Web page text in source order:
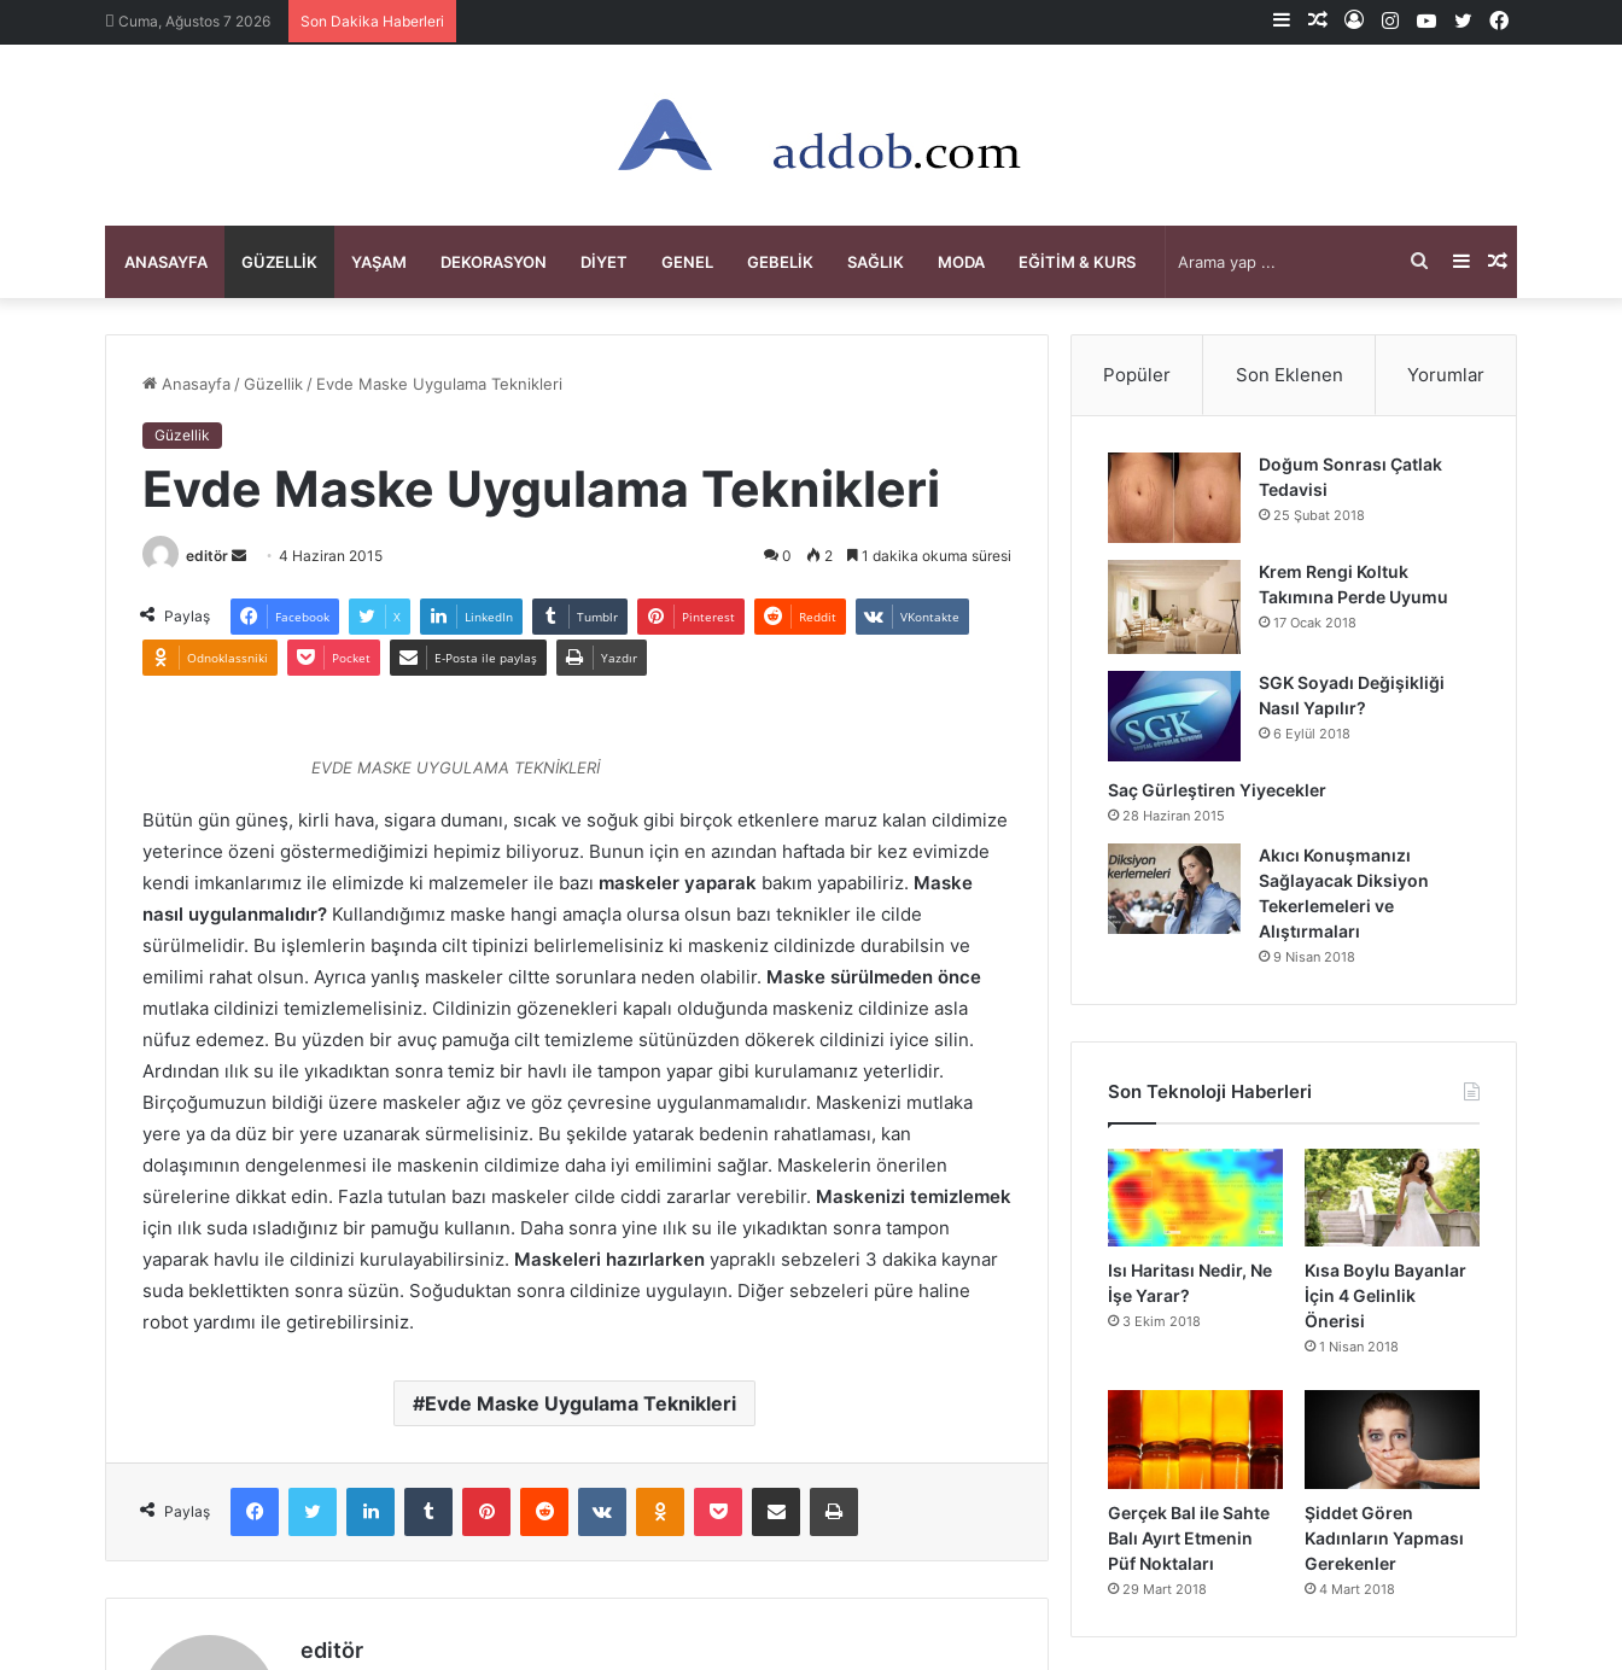
Cuma, Ağustos 7 2026 Son Dakika Haberleri Facebook
X
YouTube
Instagram
Kayıt
Rastgele
Kenar
ANASAYFA GÜZELLIK YAŞAM DEKORASYON DIYET GENEL GEBELIK SAĞLIK MODA EĞITIM & KURS Rastgele
Makale
Kenar
Bölmesi
Arama
yap
Anasayfa /Güzellik / Evde Maske Uygulama Teknikleri
Güzellik
Evde Maske Uygulama Teknikleri
editör
Bir
posta
göndermek
4 Haziran 2015 0 2 1 dakika okuma süresi
Paylaş Facebook X LinkedIn Tumblr Pinterest Reddit VKontakte
Odnoklassniki Pocket E-Posta ile paylaş Yazdır
EVDE MASKE UYGULAMA TEKNİKLERİ
Bütün gün güneş, kirli hava, sigara dumanı, sıcak ve soğuk gibi birçok etkenlere maruz kalan cildimize
yeterince özeni göstermediğimizi hepimiz biliyoruz. Bunun için en azından haftada bir kez evimizde
kendi imkanlarımız ile elimizde ki malzemeler ile bazı maskeler yaparak bakım yapabiliriz. Maske
nasıl uygulanmalıdır? Kullandığımız maske hangi amaçla olursa olsun bazı teknikler ile cilde
sürülmelidir. Bu işlemlerin başında cilt tipinizi belirlemelisiniz ki maskeniz cildinizde durabilsin ve
emilimi rahat olsun. Ayrıca yanlış maskeler ciltte sorunlara neden olabilir. Maske sürülmeden önce
mutlaka cildinizi temizlemelisiniz. Cildinizin gözenekleri kapalı olduğunda maskeniz cildinize asla
nüfuz edemez. Bu yüzden bir avuç pamuğa cilt temizleme sütünüzden dökerek cildinizi iyice silin.
Ardından ılık su ile yıkadıktan sonra temiz bir havlı ile tampon yapar gibi kurulamanız yeterlidir.
Birçoğumuzun bildiği üzere maskeler ağız ve göz çevresine uygulanmamalıdır. Maskenizi mutlaka
yere ya da düz bir yere uzanarak sürmelisiniz. Bu şekilde yatarak bedenin rahatlaması, kan
dolaşımının dengelenmesi ile maskenin cildimize daha iyi emilimini sağlar. Maskelerin önerilen
sürelerine dikkat edin. Fazla tutulan bazı maskeler cilde ciddi zararlar verebilir. Maskenizi temizlemek
için ılık suda ısladığınız bir pamuğu kullanın. Daha sonra yine ılık su ile yıkadıktan sonra tampon
yaparak havlu ile cildinizi kurulayabilirsiniz. Maskeleri hazırlarken yapraklı sebzeleri 3 dakika kaynar
suda beklettikten sonra süzün. Soğuduktan sonra cildinize uygulayın. Diğer sebzeleri püre haline
robot yardımı ile getirebilirsiniz.
Evde Maske Uygulama Teknikleri
Paylaş
Facebook
X LinkedInTumblr PinterestReddit VKontakteOdnoklassniki
Pocket E-Posta ile paylaş Yazdır
editör
Popüler Son Eklenen Yorumlar
Doğum Sonrası Çatlak
Tedavisi
25 Şubat 2018
Krem Rengi Koltuk
Takımına Perde Uyumu
17 Ocak 2018
SGK Soyadı Değişikliği
Nasıl Yapılır?
6 Eylül 2018
Saç Gürleştiren Yiyecekler
28 Haziran 2015
Akıcı Konuşmanızı
Sağlayacak Diksiyon
Tekerlemeleri ve
Alıştırmaları
9 Nisan 2018
Son Teknoloji Haberleri
Isı Haritası Nedir, Ne
İşe Yarar?
3 Ekim 2018
Kısa Boylu Bayanlar
İçin 4 Gelinlik
Önerisi
1 Nisan 2018
Gerçek Bal ile Sahte
Balı Ayırt Etmenin
Püf Noktaları
29 Mart 2018
Şiddet Gören
Kadınların Yapması
Gerekenler
4 Mart 2018